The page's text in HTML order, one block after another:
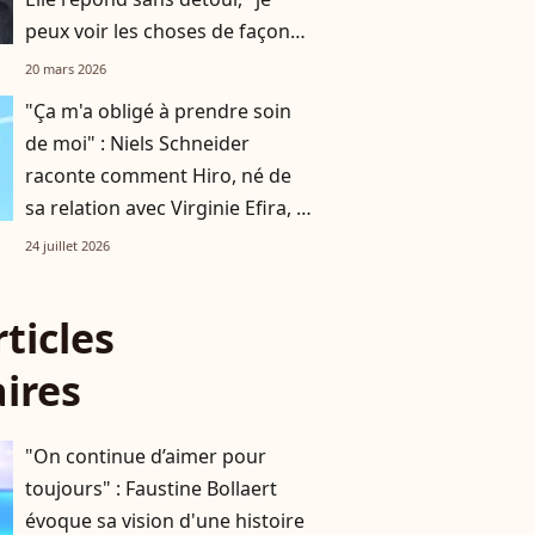
peux voir les choses de façon
assez juste"
20 mars 2026
"Ça m'a obligé à prendre soin
de moi" : Niels Schneider
raconte comment Hiro, né de
sa relation avec Virginie Efira, a
changé sa vie
24 juillet 2026
"On continue d’aimer pour
toujours" : Faustine Bollaert
évoque sa vision d'une histoire